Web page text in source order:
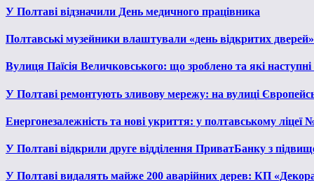
У Полтаві відзначили День медичного працівника
Полтавські музейники влаштували «день відкритих
Вулиця Паїсія Величковського: що зроблено та які
У Полтаві ремонтують зливову мережу: на вулиці
Енергонезалежність та нові укриття: у полтавському
У Полтаві відкрили друге відділення ПриватБанку з
У Полтаві видалять майже 200 аварійних дерев: КП